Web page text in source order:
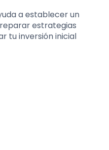
a establecer un
estrategias
tu inversión inicial